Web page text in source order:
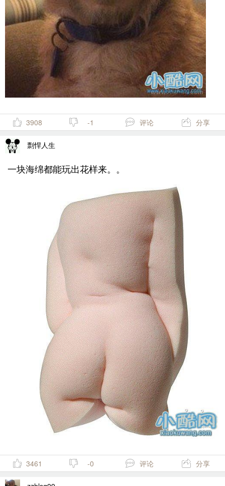
3908 -1 评论 分享
剽悍人生
一块海绵都能玩出花样来。。
3461 -0 评论 分享